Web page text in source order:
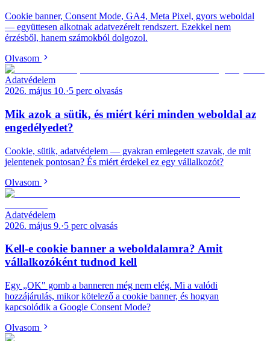
Cookie banner, Consent Mode, GA4, Meta Pixel, gyors weboldal
— együttesen alkotnak adatvezérelt rendszert. Ezekkel nem
érzésből, hanem számokból dolgozol.
Olvasom
Adatvédelem
2026. május 10.·5 perc olvasás
Mik azok a sütik, és miért kéri minden weboldal az
engedélyedet?
Cookie, sütik, adatvédelem — gyakran emlegetett szavak, de mit
jelentenek pontosan? És miért érdekel ez egy vállalkozót?
Olvasom
Adatvédelem
2026. május 9.·5 perc olvasás
Kell-e cookie banner a weboldalamra? Amit
vállalkozóként tudnod kell
Egy „OK" gomb a banneren még nem elég. Mi a valódi
hozzájárulás, mikor kötelező a cookie banner, és hogyan
kapcsolódik a Google Consent Mode?
Olvasom